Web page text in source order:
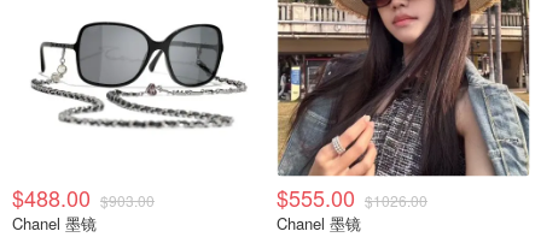
$488.00 $903.00
Chanel 墨镜
$555.00 $1026.00
Chanel 墨镜